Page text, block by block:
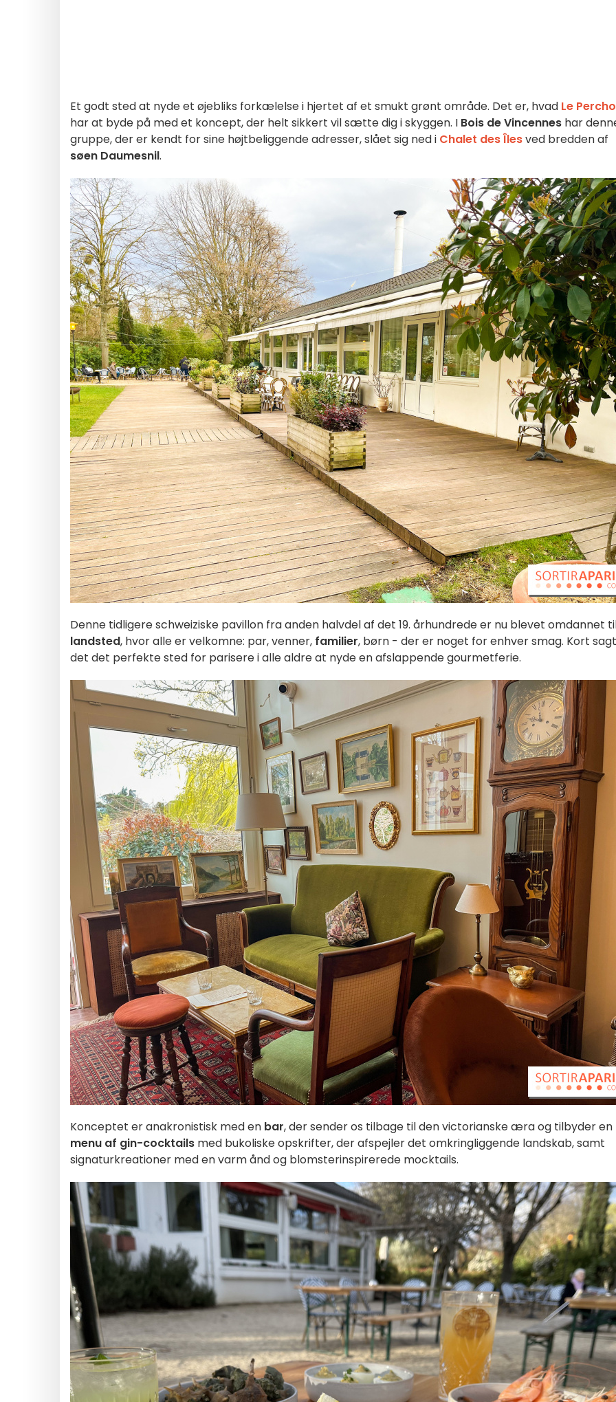
Et godt sted at nyde et øjebliks forkælelse i hjertet af et smukt grønt område. Det er, hvad Le
har at byde på med et koncept, der helt sikkert vil sætte dig i skyggen. I Bois de Vincennes har
gruppe, der er kendt for sine højtbeliggende adresser, slået sig ned i Chalet des Îlesved bredden af
søen Daumesnil.
Denne tidligere schweiziske pavillon fra anden halvdel af det 19. århundrede er nu blevet omdannet
landsted, hvor alle er velkomne: par, venner, familier, børn - der er noget for enhver smag. Kort
det det perfekte sted for parisere i alle aldre at nyde en afslappende gourmetferie.
Konceptet er anakronistisk med en bar, der sender os tilbage til den victorianske æra og tilbyder en
menu af gin-cocktails med bukoliske opskrifter, der afspejler det omkringliggende landskab, samt
signaturkreationer med en varm ånd og blomsterinspirerede mocktails.